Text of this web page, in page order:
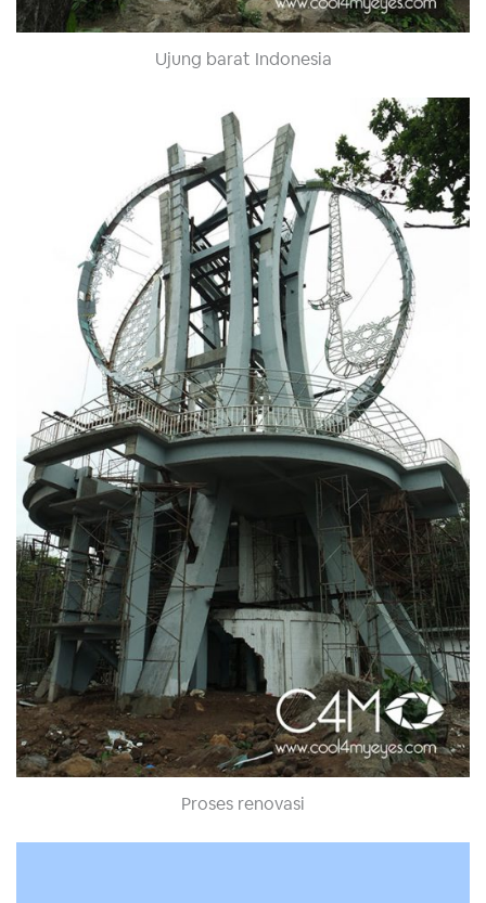
Ujung barat Indonesia
Proses renovasi